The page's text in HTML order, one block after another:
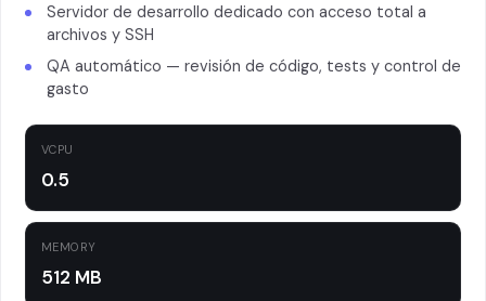
Servidor de desarrollo dedicado con acceso total a
archivos y SSH
QA automático — revisión de código, tests y control de
gasto
VCPU
0.5
MEMORY
512 MB